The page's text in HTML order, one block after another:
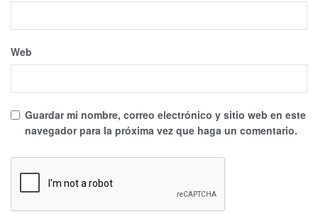
Web
Guardar mi nombre, correo electrónico y sitio web en este
navegador para la próxima vez que haga un comentario.